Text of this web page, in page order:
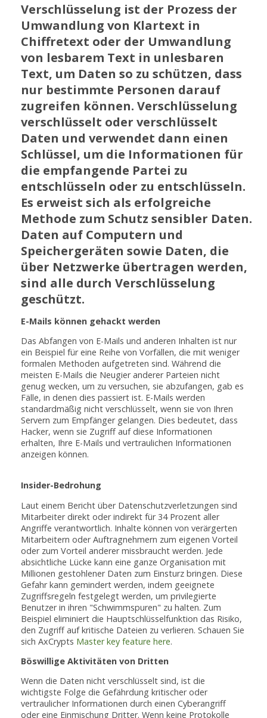
Verschlüsselung ist der Prozess der
Umwandlung von Klartext in
Chiffretext oder der Umwandlung
von lesbarem Text in unlesbaren
Text, um Daten so zu schützen, dass
nur bestimmte Personen darauf
zugreifen können. Verschlüsselung
verschlüsselt oder verschlüsselt
Daten und verwendet dann einen
Schlüssel, um die Informationen für
die empfangende Partei zu
entschlüsseln oder zu entschlüsseln.
Es erweist sich als erfolgreiche
Methode zum Schutz sensibler Daten.
Daten auf Computern und
Speichergeräten sowie Daten, die
über Netzwerke übertragen werden,
sind alle durch Verschlüsselung
geschützt.
E-Mails können gehackt werden
Das Abfangen von E-Mails und anderen Inhalten ist nur
ein Beispiel für eine Reihe von Vorfällen, die mit weniger
formalen Methoden aufgetreten sind. Während die
meisten E-Mails die Neugier anderer Parteien nicht
genug wecken, um zu versuchen, sie abzufangen, gab es
Fälle, in denen dies passiert ist. E-Mails werden
standardmäßig nicht verschlüsselt, wenn sie von Ihren
Servern zum Empfänger gelangen. Dies bedeutet, dass
Hacker, wenn sie Zugriff auf diese Informationen
erhalten, Ihre E-Mails und vertraulichen Informationen
anzeigen können.
Insider-Bedrohung
Laut einem Bericht über Datenschutzverletzungen sind
Mitarbeiter direkt oder indirekt für 34 Prozent aller
Angriffe verantwortlich. Inhalte können von verärgerten
Mitarbeitern oder Auftragnehmern zum eigenen Vorteil
oder zum Vorteil anderer missbraucht werden. Jede
absichtliche Lücke kann eine ganze Organisation mit
Millionen gestohlener Daten zum Einsturz bringen. Diese
Gefahr kann gemindert werden, indem geeignete
Zugriffsregeln festgelegt werden, um privilegierte
Benutzer in ihren "Schwimmspuren" zu halten. Zum
Beispiel eliminiert die Hauptschlüsselfunktion das Risiko,
den Zugriff auf kritische Dateien zu verlieren. Schauen Sie
sich AxCrypts Master key feature here.
Böswillige Aktivitäten von Dritten
Wenn die Daten nicht verschlüsselt sind, ist die
wichtigste Folge die Gefährdung kritischer oder
vertraulicher Informationen durch einen Cyberangriff
oder eine Einmischung Dritter. Wenn keine Protokolle